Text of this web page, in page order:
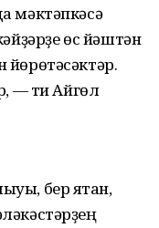
мәктәпкәсә
өс йәштән
— ти Айгөл
бер яҡтан,